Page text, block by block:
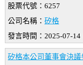
股票代號：6257
公司名稱： 矽格
發言時間：2025-07-14
矽格本公司董事會決